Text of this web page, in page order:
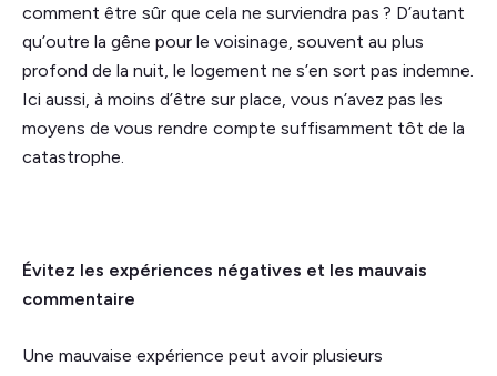
comment être sûr que cela ne surviendra pas ? D’autant
qu’outre la gêne pour le voisinage, souvent au plus
profond de la nuit, le logement ne s’en sort pas indemne.
Ici aussi, à moins d’être sur place, vous n’avez pas les
moyens de vous rendre compte suffisamment tôt de la
catastrophe.
Évitez les expériences négatives et les mauvais
commentaire
Une mauvaise expérience peut avoir plusieurs